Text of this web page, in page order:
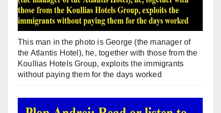
This man in the photo is George (the manager of
the Atlantis Hotel), he, together with those from the
Koullias Hotels Group, exploits the immigrants
without paying them for the days worked